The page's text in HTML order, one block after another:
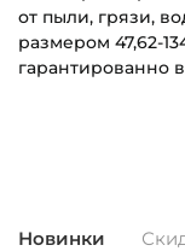
от пыли, грязи,
размером 47,62-
гарантированно
Новинки